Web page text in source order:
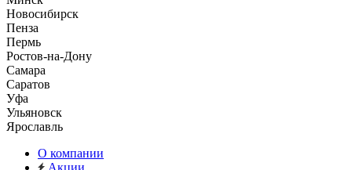
Новосибирск
Пенза
Пермь
Ростов-на-Дону
Самара
Саратов
Уфа
Ульяновск
Ярославль
О компании
Акции